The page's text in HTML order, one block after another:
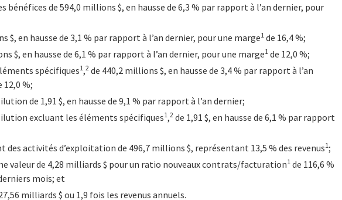
bénéfices de 594,0 millions $, en hausse de 6,3 % par rapport à l’an dernier, pour
$, en hausse de 3,1 % par rapport à l’an dernier, pour une marge1 de 16,4 %;
$, en hausse de 6,1 % par rapport à l’an dernier, pour une marge1 de 12,0 %;
spécifiques1,2 de 440,2 millions $, en hausse de 3,4 % par rapport à l’an
12,0 %;
de 1,91 $, en hausse de 9,1 % par rapport à l’an dernier;
excluant les éléments spécifiques1,2 de 1,91 $, en hausse de 6,1 % par rapport
des activités d’exploitation de 496,7 millions $, représentant 13,5 % des revenus1;
valeur de 4,28 milliards $ pour un ratio nouveaux contrats/facturation1 de 116,6 %
mois; et
milliards $ ou 1,9 fois les revenus annuels.